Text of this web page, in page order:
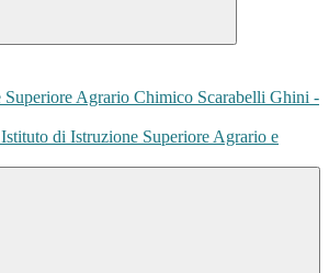
Istituto di Istruzione Superiore Agrario e